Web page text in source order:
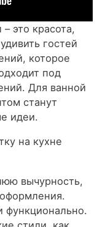
это красота,
гостей
которое
под
Для ванной
станут
идеи.
вычурность,
функционально.